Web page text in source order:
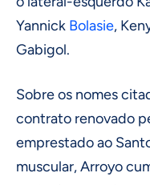
Yannick Bolasie,
Gabigol.
Sobre os nomes
contrato renovado
emprestado ao
muscular, Arroyo